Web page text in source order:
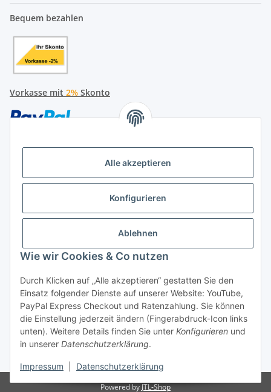
Alle akzeptieren
Konfigurieren
Ablehnen
Wie wir Cookies & Co nutzen
Durch Klicken auf „Alle akzeptieren“ gestatten Sie den
Einsatz folgender Dienste auf unserer Website: YouTube,
PayPal Express Checkout und Ratenzahlung. Sie können
die Einstellung jederzeit ändern (Fingerabdruck-Icon links
unten). Weitere Details finden Sie unter Konfigurieren und
in unserer Datenschutzerklärung.
Impressum Datenschutzerklärung
Bequem bezahlen
Vorkasse mit 2% Skonto
Später bezahlen
Ratenzahlung
Hersteller
Vertrag widerrufen
Powered byJTL-Shop